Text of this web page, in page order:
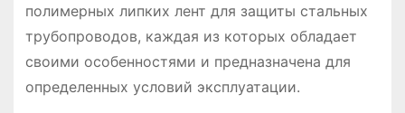
полимерных липких лент для защиты стальных
трубопроводов, каждая из которых обладает
своими особенностями и предназначена для
определенных условий эксплуатации.